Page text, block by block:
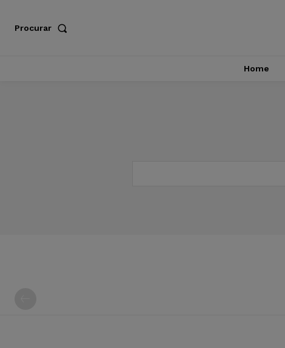
Procurar
Home